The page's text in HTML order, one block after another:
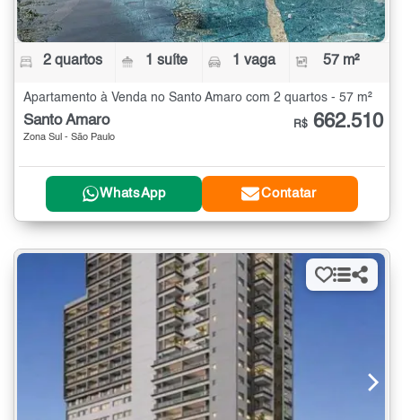
2 quartos 1 suíte 1 vaga 57 m²
Apartamento à Venda no Santo Amaro com 2 quartos - 57 m²
Santo Amaro
Zona Sul - São Paulo
R$ 662.510
WhatsApp Contatar